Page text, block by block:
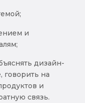
и
дизайн-
говорить на
и
связь.